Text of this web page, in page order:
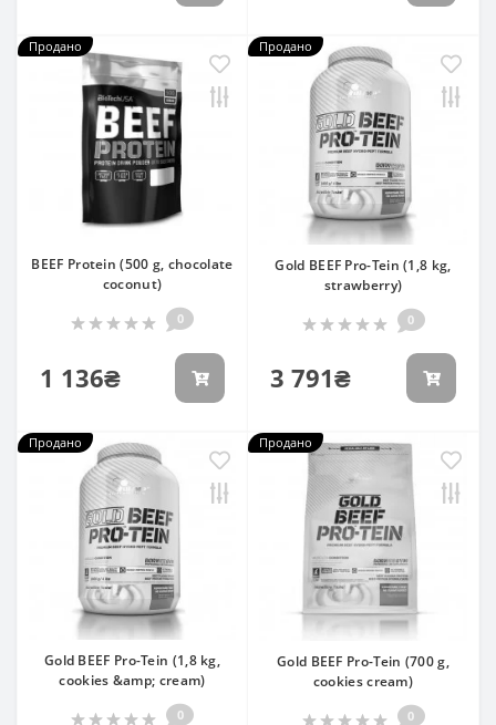
Продано
BEEF Protein (500 g, chocolate
coconut)
0
1 136₴
Продано
Gold BEEF Pro-Tein (1,8 kg,
strawberry)
0
3 791₴
Продано
Gold BEEF Pro-Tein (1,8 kg,
cookies &amp; cream)
0
Продано
Gold BEEF Pro-Tein (700 g,
cookies cream)
0